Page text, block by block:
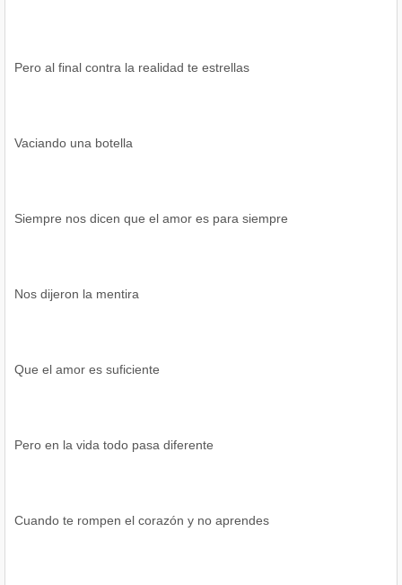
Pero al final contra la realidad te estrellas
Vaciando una botella
Siempre nos dicen que el amor es para siempre
Nos dijeron la mentira
Que el amor es suficiente
Pero en la vida todo pasa diferente
Cuando te rompen el corazón y no aprendes